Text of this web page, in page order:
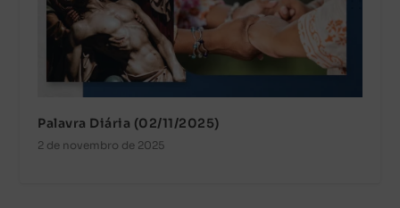
Palavra Diária (02/11/2025)
2 de novembro de 2025